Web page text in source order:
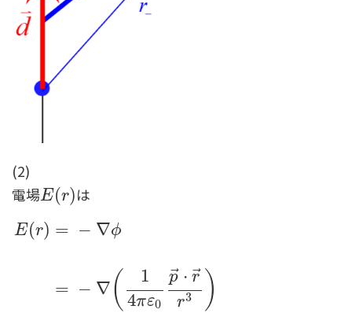
(2)
電場E(r)
E(r) は
E(r) =
=
− ∇ϕ
− ∇(
1
4πε0
p ⃗⋅ r⃗
r3 )
∇ 1 4πε0p ⋅r→ 3